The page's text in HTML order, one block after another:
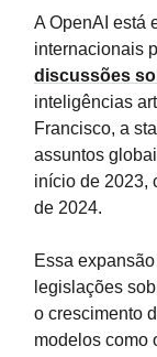
A OpenAI está
internacionais
discussões
inteligências
Francisco, a
assuntos
início de 2023,
de 2024.
Essa
legislações
o crescimento
modelos como